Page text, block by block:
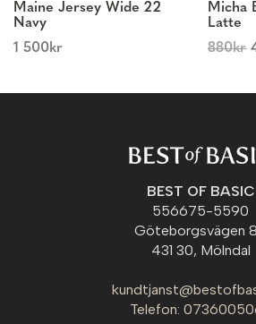
Maine Jersey Wide 22
Navy
1 500kr
Micha
Latte
880kr
BEST OF BASIC
556675-5590
Göteborgsvägen
431 30, Mölndal
Telefon: